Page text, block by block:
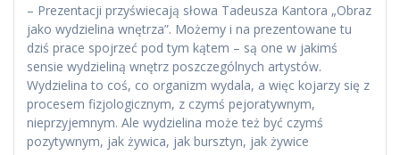
– Prezentacji przyświecają słowa Tadeusza Kantora „Obraz
jako wydzielina wnętrza”. Możemy i na prezentowane tu
dziś prace spojrzeć pod tym kątem – są one w jakimś
sensie wydzieliną wnętrz poszczególnych artystów.
Wydzielina to coś, co organizm wydala, a więc kojarzy się z
procesem fizjologicznym, z czymś pejoratywnym,
nieprzyjemnym. Ale wydzielina może też być czymś
pozytywnym, jak żywica, jak bursztyn, jak żywice